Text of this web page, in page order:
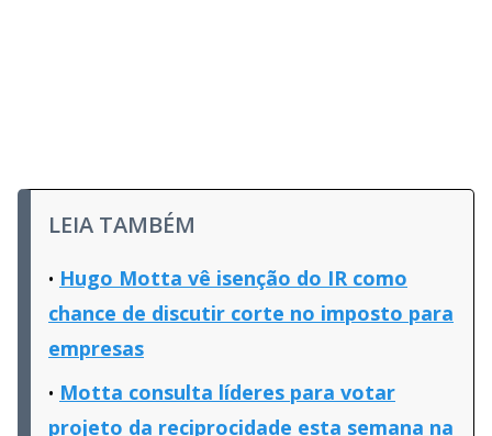
LEIA TAMBÉM
Hugo Motta vê isenção do IR como
chance de discutir corte no imposto para
empresas
Motta consulta líderes para votar
projeto da reciprocidade esta semana na